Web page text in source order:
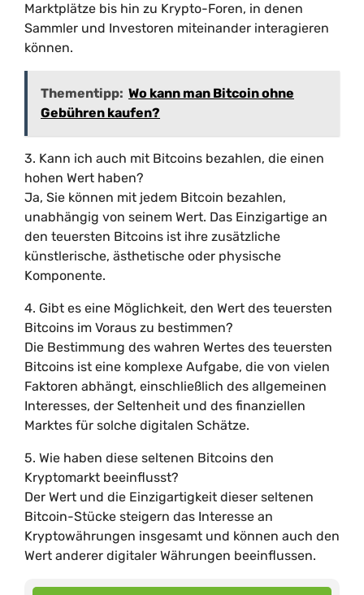
Marktplätze bis hin zu Krypto-Foren, in denen
Sammler und Investoren miteinander interagieren
können.
Thementipp: Wo kann man Bitcoin ohne
Gebühren kaufen?
3. Kann ich auch mit Bitcoins bezahlen, die einen
hohen Wert haben?
Ja, Sie können mit jedem Bitcoin bezahlen,
unabhängig von seinem Wert. Das Einzigartige an
den teuersten Bitcoins ist ihre zusätzliche
künstlerische, ästhetische oder physische
Komponente.
4. Gibt es eine Möglichkeit, den Wert des teuersten
Bitcoins im Voraus zu bestimmen?
Die Bestimmung des wahren Wertes des teuersten
Bitcoins ist eine komplexe Aufgabe, die von vielen
Faktoren abhängt, einschließlich des allgemeinen
Interesses, der Seltenheit und des finanziellen
Marktes für solche digitalen Schätze.
5. Wie haben diese seltenen Bitcoins den
Kryptomarkt beeinflusst?
Der Wert und die Einzigartigkeit dieser seltenen
Bitcoin-Stücke steigern das Interesse an
Kryptowährungen insgesamt und können auch den
Wert anderer digitaler Währungen beeinflussen.